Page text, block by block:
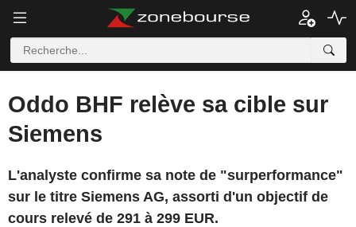
Oddo BHF relève sa cible sur
Siemens
L'analyste confirme sa note de "surperformance"
sur le titre Siemens AG, assorti d'un objectif de
cours relevé de 291 à 299 EUR.